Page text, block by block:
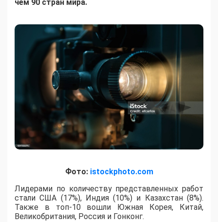
чем 90 стран мира.
Фото: istockphoto.com
Лидерами по количеству представленных работ
стали США (17%), Индия (10%) и Казахстан (8%).
Также в топ-10 вошли Южная Корея, Китай,
Великобритания, Россия и Гонконг.